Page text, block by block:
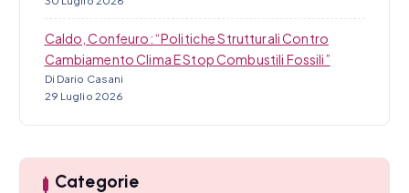
Caldo, Confeuro: “Politiche Strutturali Contro
Cambiamento Clima E Stop Combustili Fossili”
Di Dario Casani
29 Luglio 2026
Categorie